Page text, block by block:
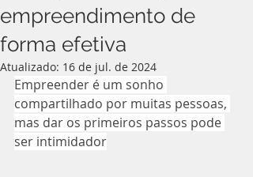
empreendimento de
forma efetiva
Atualizado: 16 de jul. de 2024
Empreender é um sonho
compartilhado por muitas pessoas,
mas dar os primeiros passos pode
ser intimidador